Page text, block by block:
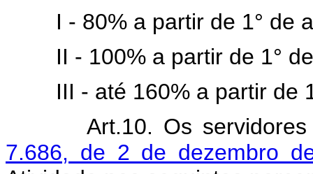
I - 80% a partir de 1° de
II - 100% a partir de 1°
III - até 160% a partir de
Art.10. Os
7.686, de 2 de dezembro